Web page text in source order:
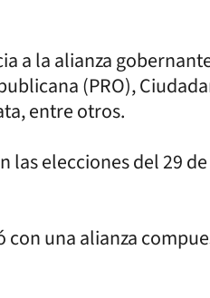
a la alianza
(PRO),
entre otros.
elecciones del 29
una alianza